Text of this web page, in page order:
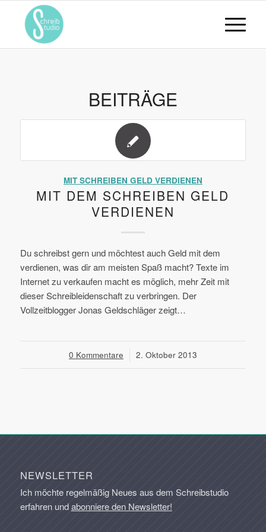
BEITRÄGE
MIT SCHREIBEN GELD VERDIENEN
MIT DEM SCHREIBEN GELD
VERDIENEN
Du schreibst gern und möchtest auch Geld mit dem
verdienen, was dir am meisten Spaß macht? Texte im
Internet zu verkaufen macht es möglich, mehr Zeit mit
dieser Schreibleidenschaft zu verbringen. Der
Vollzeitblogger Jonas Geldschläger zeigt…
0 Kommentare
/ 2. Oktober 2013
NEWSLETTER
Ich möchte regelmäßig Neues aus dem Schreibstudio
erfahren undabonniere den Newsletter!